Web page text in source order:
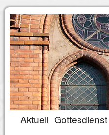
Aktuell Gottesdienst